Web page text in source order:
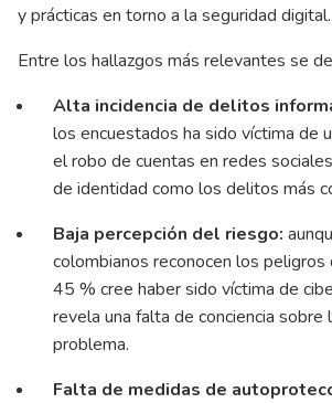
y prácticas en torno a la seguridad digital.
Entre los hallazgos más relevantes se
Alta incidencia de delitos
los encuestados ha sido víctima de
el robo de cuentas en redes
de identidad como los delitos más
Baja percepción del riesgo:
colombianos reconocen los
45 % cree haber sido víctima de
revela una falta de conciencia sobre
problema.
Falta de medidas de